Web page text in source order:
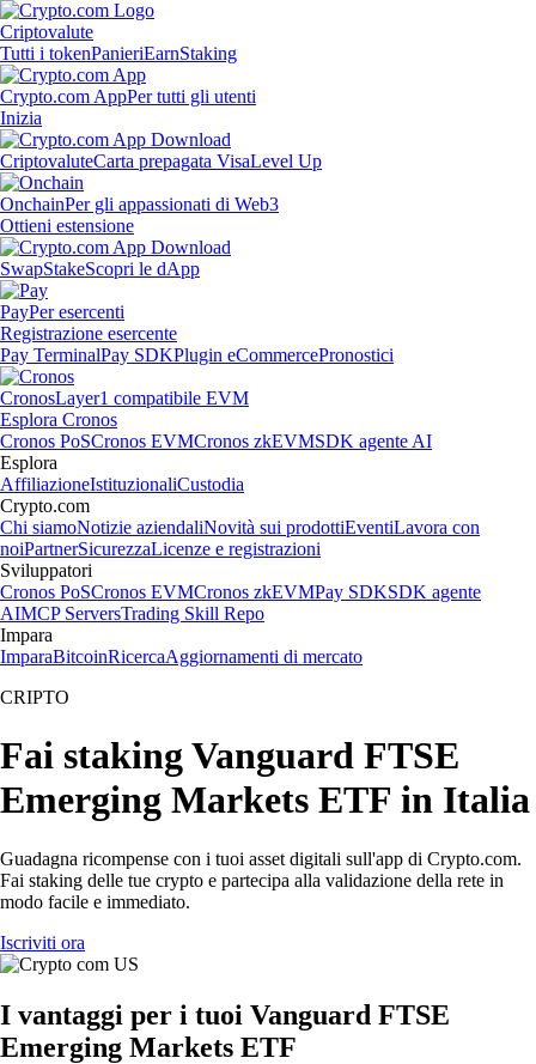
Criptovalute
Tutti i tokenPanieriEarnStaking
Crypto.com AppPer tutti gli utenti
Inizia
CriptovaluteCarta prepagata VisaLevel Up
OnchainPer gli appassionati di Web3
Ottieni estensione
SwapStakeScopri le dApp
PayPer esercenti
Registrazione esercente
Pay TerminalPay SDKPlugin eCommercePronostici
CronosLayer1 compatibile EVM
Esplora Cronos
Cronos PoSCronos EVMCronos zkEVMSDK agente AI
Esplora
AffiliazioneIstituzionaliCustodia
Crypto.com
Chi siamoNotizie aziendaliNovità sui prodottiEventiLavora con
noiPartnerSicurezzaLicenze e registrazioni
Sviluppatori
Cronos PoSCronos EVMCronos zkEVMPay SDKSDK agente
AIMCP ServersTrading Skill Repo
Impara
ImparaBitcoinRicercaAggiornamenti di mercato
CRIPTO
Fai staking Vanguard FTSE
Emerging Markets ETF in Italia
Guadagna ricompense con i tuoi asset digitali sull'app di Crypto.com.
Fai staking delle tue crypto e partecipa alla validazione della rete in
modo facile e immediato.
Iscriviti ora
I vantaggi per i tuoi Vanguard FTSE
Emerging Markets ETF